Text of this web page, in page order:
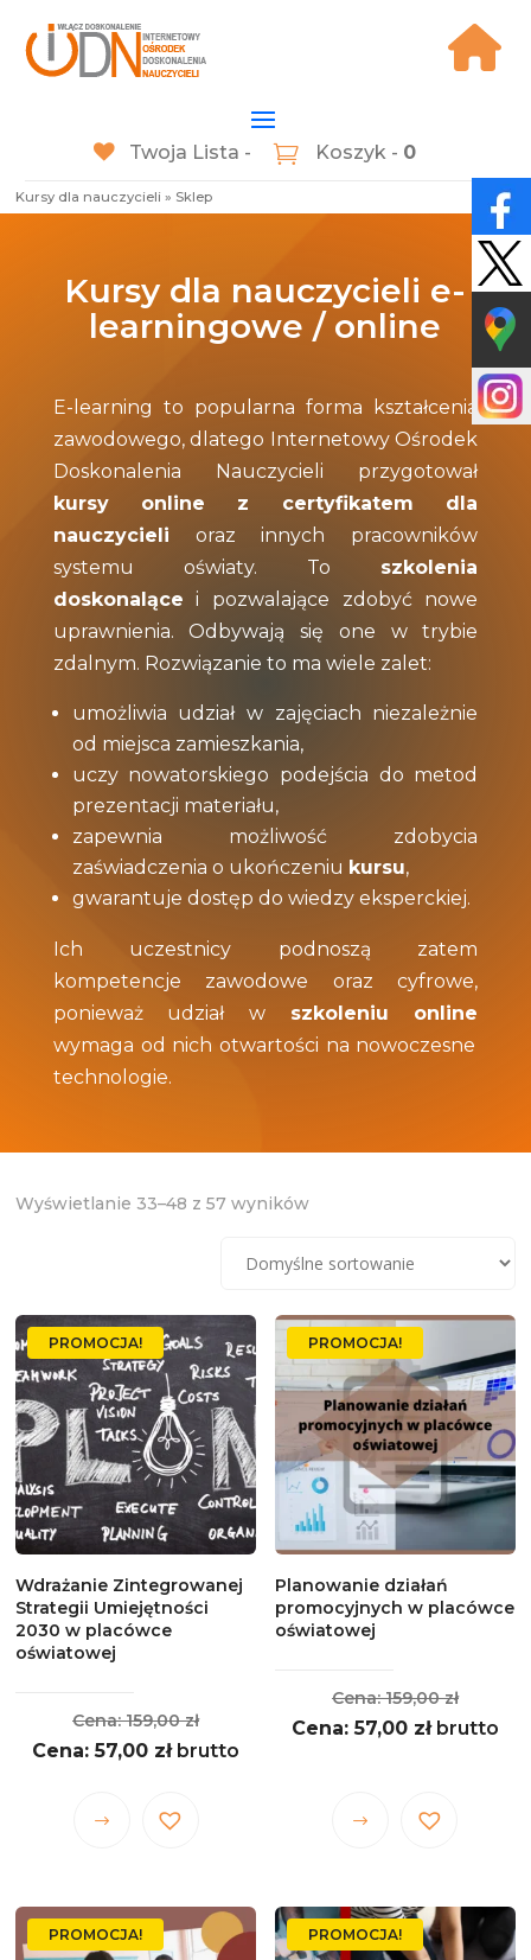
Twoja Lista - Koszyk - 0
Kursy dla nauczycieli » Sklep
Kursy dla nauczycieli e-
learningowe / online
E-learning to popularna forma kształcenia
zawodowego, dlatego Internetowy Ośrodek
Doskonalenia Nauczycieli przygotował
kursy online z certyfikatem dla
nauczycieli oraz innych pracowników
systemu oświaty. To szkolenia
doskonalące i pozwalające zdobyć nowe
uprawnienia. Odbywają się one w trybie
zdalnym. Rozwiązanie to ma wiele zalet:
umożliwia udział w zajęciach niezależnie
od miejsca zamieszkania,
uczy nowatorskiego podejścia do metod
prezentacji materiału,
zapewnia możliwość zdobycia
zaświadczenia o ukończeniu kursu,
gwarantuje dostęp do wiedzy eksperckiej.
Ich uczestnicy podnoszą zatem
kompetencje zawodowe oraz cyfrowe,
ponieważ udział w szkoleniu online
wymaga od nich otwartości na nowoczesne
technologie.
Wyświetlanie 33–48 z 57 wyników
PROMOCJA!
Wdrażanie Zintegrowanej
Strategii Umiejętności
2030 w placówce
oświatowej
159,00złPierwotna
cena
57,00 złAktualna
wynosi:
brutto
Ten
wiele
wariantów.
PROMOCJA!
Planowanie działań
promocyjnych w placówce
oświatowej
159,00zł
cena
57,00 złAktualna
57,00 zł.
brutto
Ten
wiele
wariantów.
PROMOCJA! PROMOCJA!